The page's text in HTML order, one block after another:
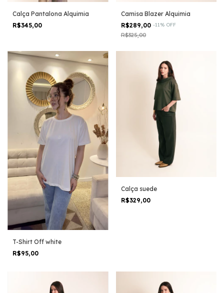
Calça Pantalona Alquimia
R$345,00
Camisa Blazer Alquimia
R$289,00 -11% OFF
R$325,00
T-Shirt Off white
R$95,00
Calça suede
R$329,00